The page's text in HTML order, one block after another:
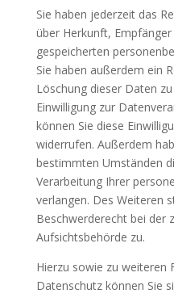
Sie haben jederzeit das
über Herkunft,
gespeicherten
Sie haben außerdem ein
Löschung dieser Daten
Einwilligung zur
können Sie diese
widerrufen. Außerdem
bestimmten Umständen
Verarbeitung Ihrer
verlangen. Des Weiteren
Beschwerderecht bei der
Aufsichtsbehörde zu.
Hierzu sowie zu weiteren
Datenschutz können Sie